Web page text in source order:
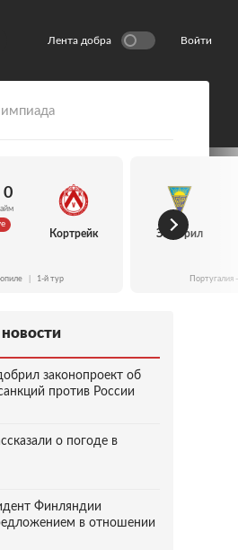
Лента добра Войти
0
Кортрейк
1-й тур
Эшторил
законопроект об
против России
о погоде в
Финляндии
в отношении